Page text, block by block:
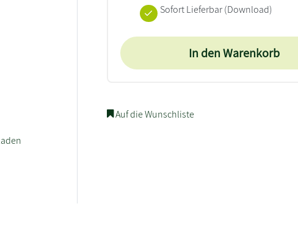
Sofort Lieferbar (Download)
In den Warenkorb
Auf die Wunschliste